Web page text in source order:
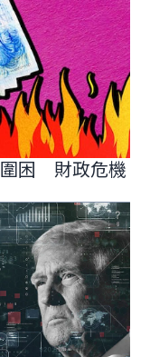
圍困 財政危機